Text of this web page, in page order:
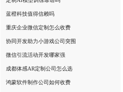
蓝橙科技值得信赖吗
重庆企业微信定制怎么收费
协同开发助力小游戏公司突围
微信引流活动开发哪家强
成都体感AR定制公司怎么选
鸿蒙软件制作公司如何收费